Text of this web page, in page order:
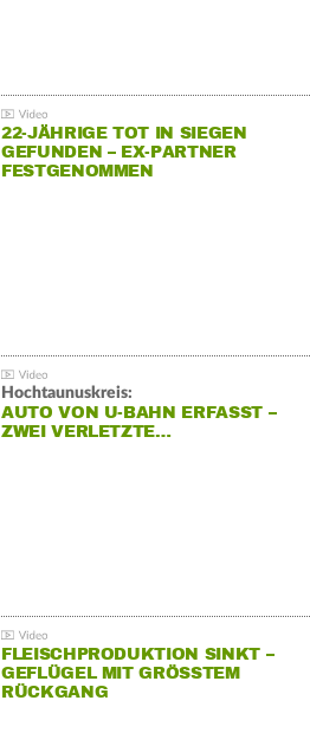
22-JÄHRIGE TOT IN SIEGEN
GEFUNDEN – EX-PARTNER
FESTGENOMMEN
Hochtaunuskreis:
AUTO VON U-BAHN ERFASST –
ZWEI VERLETZTE…
FLEISCHPRODUKTION SINKT –
GEFLÜGEL MIT GRÖSSTEM R
ÜCKGANG